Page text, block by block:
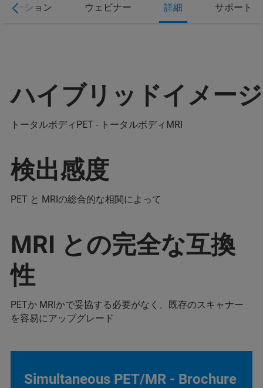
ケーション ウェビナー 詳細 サポート
ハイブリッドイメー
トータルボディPET - トータルボディMRI
検出感度
PET と MRIの総合的な相関によって
MRI との完全な互換
性
PETか MRIかで妥協する必要がなく、既存のスキャナー
を容易にアップグレード
Simultaneous PET/MR - Brochure